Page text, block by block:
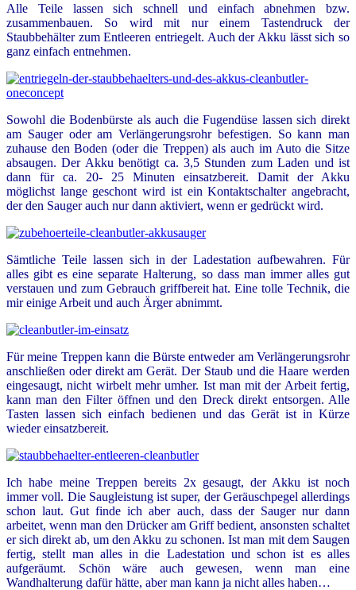
Alle Teile lassen sich schnell und einfach abnehmen bzw.
zusammenbauen. So wird mit nur einem Tastendruck der
Staubbehälter zum Entleeren entriegelt. Auch der Akku lässt sich so
ganz einfach entnehmen.
Sowohl die Bodenbürste als auch die Fugendüse lassen sich direkt
am Sauger oder am Verlängerungsrohr befestigen. So kann man
zuhause den Boden (oder die Treppen) als auch im Auto die Sitze
absaugen. Der Akku benötigt ca. 3,5 Stunden zum Laden und ist
dann für ca. 20- 25 Minuten einsatzbereit. Damit der Akku
möglichst lange geschont wird ist ein Kontaktschalter angebracht,
der den Sauger auch nur dann aktiviert, wenn er gedrückt wird.
Sämtliche Teile lassen sich in der Ladestation aufbewahren. Für
alles gibt es eine separate Halterung, so dass man immer alles gut
verstauen und zum Gebrauch griffbereit hat. Eine tolle Technik, die
mir einige Arbeit und auch Ärger abnimmt.
Für meine Treppen kann die Bürste entweder am Verlängerungsrohr
anschließen oder direkt am Gerät. Der Staub und die Haare werden
eingesaugt, nicht wirbelt mehr umher. Ist man mit der Arbeit fertig,
kann man den Filter öffnen und den Dreck direkt entsorgen. Alle
Tasten lassen sich einfach bedienen und das Gerät ist in Kürze
wieder einsatzbereit.
Ich habe meine Treppen bereits 2x gesaugt, der Akku ist noch
immer voll. Die Saugleistung ist super, der Geräuschpegel allerdings
schon laut. Gut finde ich aber auch, dass der Sauger nur dann
arbeitet, wenn man den Drücker am Griff bedient, ansonsten schaltet
er sich direkt ab, um den Akku zu schonen. Ist man mit dem Saugen
fertig, stellt man alles in die Ladestation und schon ist es alles
aufgeräumt. Schön wäre auch gewesen, wenn man eine
Wandhalterung dafür hätte, aber man kann ja nicht alles haben…